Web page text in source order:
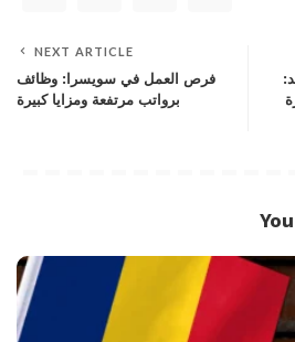
NEXT ARTICLE
فرص العمل في سويسرا: وظائف
برواتب مرتفعة ومزايا كبيرة